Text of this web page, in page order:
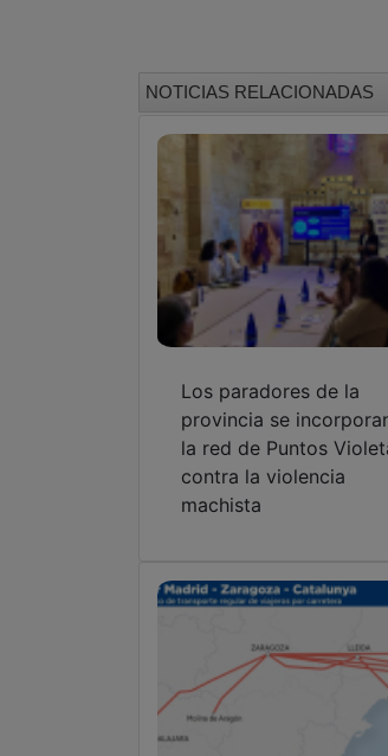
NOTICIAS RELACIONADAS
Los paradores de la
provincia se
la red de Puntos
contra la violencia
machista